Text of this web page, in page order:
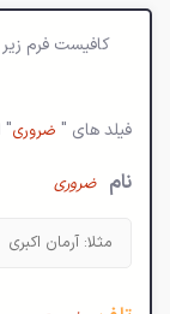
کافیست فرم
فیلد های " ضروری"
نام ضروری